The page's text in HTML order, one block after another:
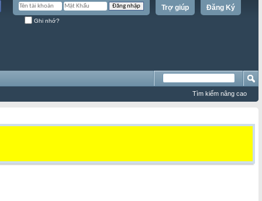
Đăng Ký
Trợ giúp
Ghi nhớ?
Tìm kiếm nâng cao